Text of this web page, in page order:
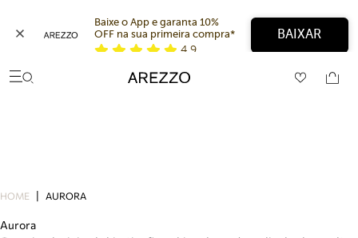
Sapatilha
Arezzo
Baixe o App e garanta 10%
OFF na sua primeira compra*
4,9
BAIXAR
HOME AURORA
Aurora